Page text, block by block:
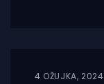
4 OŽUJKA, 2024